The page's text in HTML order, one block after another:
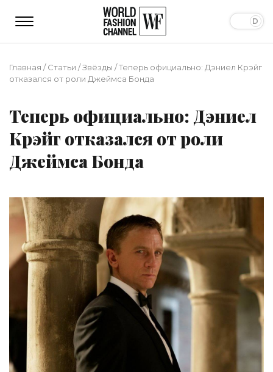
Главная /Статьи /Звёзды /Теперь официально: Дэниел Крэйг
отказался от роли Джеймса Бонда
Теперь официально: Дэниел
Крэйг отказался от роли
Джеймса Бонда